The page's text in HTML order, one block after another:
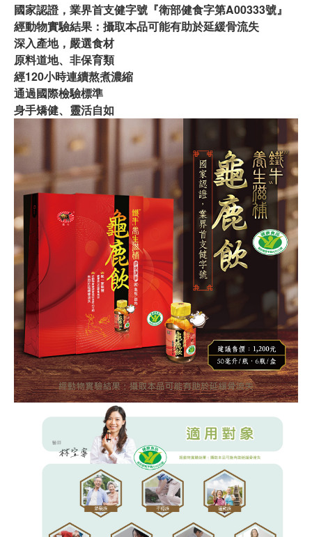
國家認證，業界首支健字號『衛部健食字第A00333號』
經動物實驗結果：攝取本品可能有助於延緩骨流失
深入產地，嚴選食材
原料道地、非保育類
經120小時連續熬煮濃縮
通過國際檢驗標準
身手矯健、靈活自如